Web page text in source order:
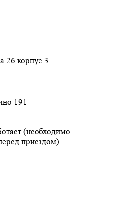
26 корпус 3
191
(необходимо
приездом)